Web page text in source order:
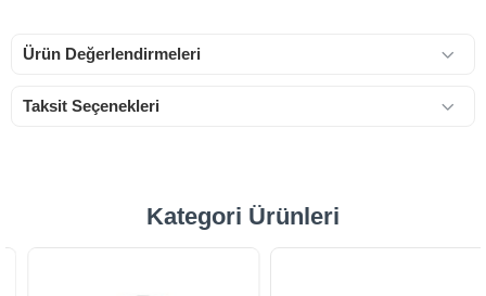
Ürün Değerlendirmeleri
Taksit Seçenekleri
Kategori Ürünleri